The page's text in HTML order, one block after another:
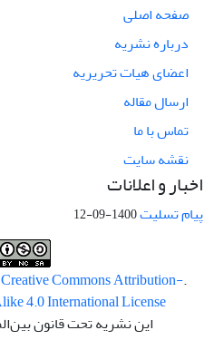
صفحه اصلی
درباره نشریه
اعضای هیات تحریریه
ارسال مقاله
تماس با ما
نقشه سایت
اخبار و اعلانات
پیام تسلیت1400-09-12
.This work is licensed under a
Creative Commons Attribution-
4.0 International License
این نشریه تحت قانون